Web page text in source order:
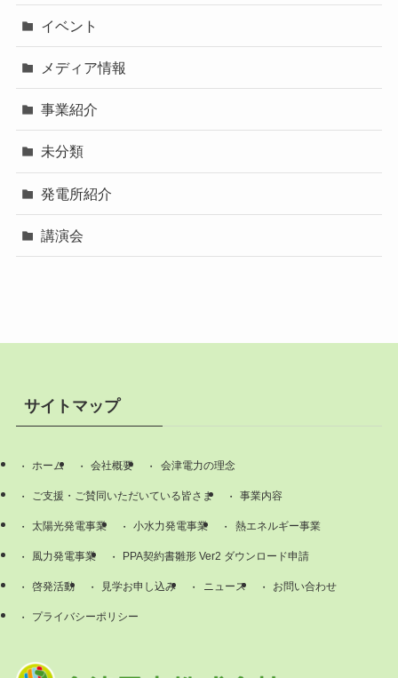
イベント
メディア情報
事業紹介
未分類
発電所紹介
講演会
サイトマップ
ホーム 会社概要 会津電力の理念
ご支援・ご賛同いただいている皆さま 事業内容
太陽光発電事業 小水力発電事業 熱エネルギー事業
風力発電事業 PPA契約書雛形 Ver2 ダウンロード申請
啓発活動 見学お申し込み ニュース お問い合わせ
プライバシーポリシー